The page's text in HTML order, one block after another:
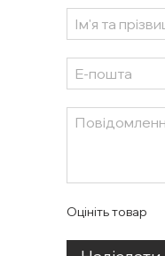
Оцініть товар